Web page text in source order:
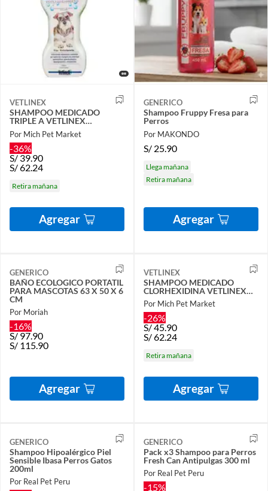
VETLINEX
SHAMPOO MEDICADO
TRIPLE A VETLINEX…
Por Mich Pet Market
-36%
S/39.90
S/62.24
Retira mañana
Agregar
GENERICO
Shampoo Fruppy Fresa para
Perros
Por MAKONDO
S/ 25.90
Llega mañana
Retira mañana
Agregar
GENERICO
BAÑO ECOLOGICO PORTATIL
PARA MASCOTAS 63 X 50 X 6
CM
Por Moriah
-16%
S/97.90
S/ 115.90
Agregar
VETLINEX
SHAMPOO MEDICADO
CLORHEXIDINA VETLINEX…
Por Mich Pet Market
-26%
S/45.90
S/62.24
Retira mañana
Agregar
GENERICO
Shampoo Hipoalérgico Piel
Sensible Ibasa Perros Gatos
200ml
Por Real Pet Peru
GENERICO
Pack x3 Shampoo para Perros
Fresh Can Antipulgas 300 ml
Por Real Pet Peru
-15%